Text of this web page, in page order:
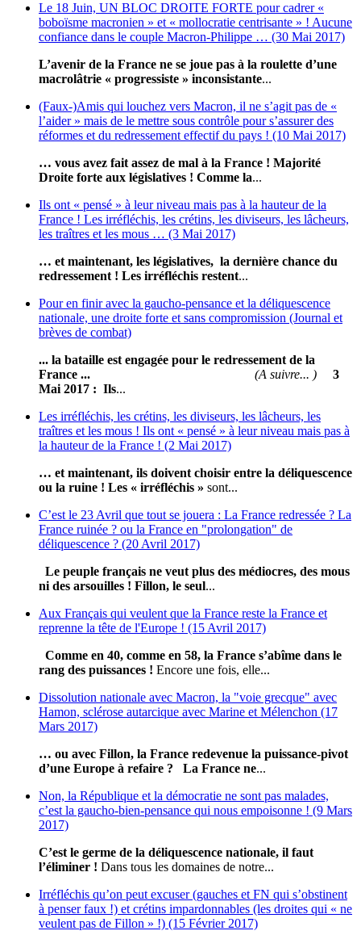
Le 18 Juin, UN BLOC DROITE FORTE pour cadrer «
boboïsme macronien » et « mollocratie centrisante » ! Aucune
confiance dans le couple Macron-Philippe … (30 Mai 2017)
L’avenir de la France ne se joue pas à la roulette d’une
macrolâtrie « progressiste » inconsistante...
(Faux-)Amis qui louchez vers Macron, il ne s’agit pas de «
l’aider » mais de le mettre sous contrôle pour s’assurer des
réformes et du redressement effectif du pays ! (10 Mai 2017)
… vous avez fait assez de mal à la France ! Majorité
Droite forte aux législatives ! Comme la...
Ils ont « pensé » à leur niveau mais pas à la hauteur de la
France ! Les irréfléchis, les crétins, les diviseurs, les lâcheurs,
les traîtres et les mous … (3 Mai 2017)
… et maintenant, les législatives, la dernière chance du
redressement ! Les irréfléchis restent...
Pour en finir avec la gaucho-pensance et la déliquescence
nationale, une droite forte et sans compromission (Journal et
brèves de combat)
... la bataille est engagée pour le redressement de la
France ...
(A suivre... )
3
Mai 2017 : Ils...
Les irréfléchis, les crétins, les diviseurs, les lâcheurs, les
traîtres et les mous ! Ils ont « pensé » à leur niveau mais pas à
la hauteur de la France ! (2 Mai 2017)
… et maintenant, ils doivent choisir entre la déliquescence
ou la ruine ! Les « irréfléchis » sont...
C’est le 23 Avril que tout se jouera : La France redressée ? La
France ruinée ? ou la France en "prolongation" de
déliquescence ? (20 Avril 2017)
Le peuple français ne veut plus des médiocres, des mous
ni des arsouilles ! Fillon, le seul...
Aux Français qui veulent que la France reste la France et
reprenne la tête de l'Europe ! (15 Avril 2017)
Comme en 40, comme en 58, la France s’abîme dans le
rang des puissances ! Encore une fois, elle...
Dissolution nationale avec Macron, la "voie grecque" avec
Hamon, sclérose autarcique avec Marine et Mélenchon (17
Mars 2017)
… ou avec Fillon, la France redevenue la puissance-pivot
d’une Europe à refaire ?
La France ne...
Non, la République et la démocratie ne sont pas malades,
c’est la gaucho-bien-pensance qui nous empoisonne ! (9 Mars
2017)
C’est le germe de la déliquescence nationale, il faut
l’éliminer ! Dans tous les domaines de notre...
Irréfléchis qu’on peut excuser (gauches et FN qui s’obstinent
à penser faux !) et crétins impardonnables (les droites qui « ne
veulent pas de Fillon » !) (15 Février 2017)